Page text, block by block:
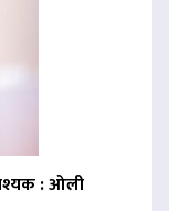
: ओली